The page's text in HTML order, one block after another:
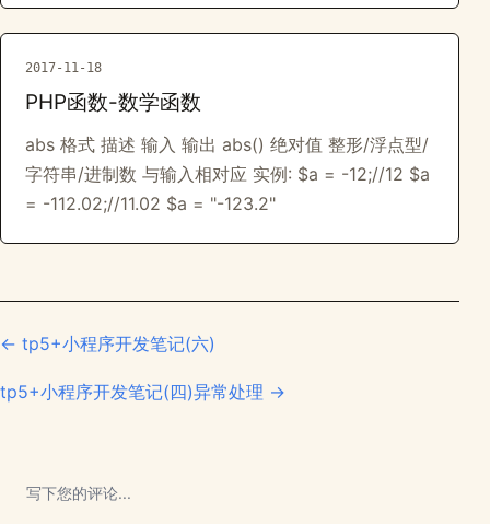
2017-11-18
PHP函数-数学函数
abs 格式 描述 输入 输出 abs() 绝对值 整形/浮点型/
字符串/进制数 与输入相对应 实例: $a = -12;//12 $a
= -112.02;//11.02 $a = "-123.2"
← tp5+小程序开发笔记(六)
tp5+小程序开发笔记(四)异常处理 →